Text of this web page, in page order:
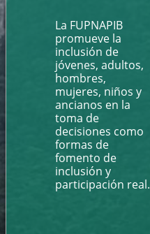
La FUPNAPIB
promueve la
inclusión de
jóvenes, adultos,
hombres,
mujeres, niños y
ancianos en la
toma de
decisiones como
formas de
fomento de
inclusión y
participación real.